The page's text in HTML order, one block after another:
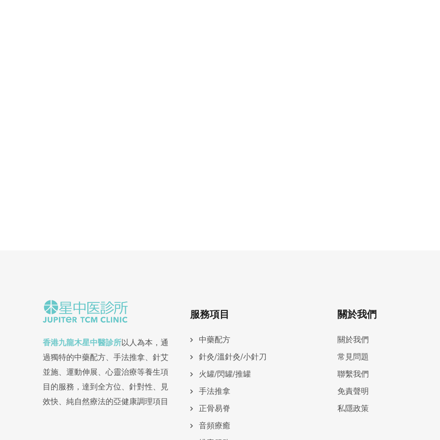
香港九龍木星中醫診所以人為本，通
過獨特的中藥配方、手法推拿、針艾
並施、運動伸展、心靈治療等養生項
目的服務，達到全方位、針對性、見
效快、純自然療法的亞健康調理項目
服務項目
中藥配方
針灸/溫針灸/小針刀
火罐/閃罐/推罐
手法推拿
正骨易脊
⾳頻療癒
關於我們
關於我們
常見問題
聯繫我們
免責聲明
私隱政策